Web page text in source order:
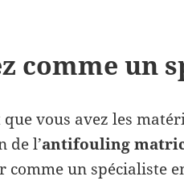
comme un
vous avez les
de l’antifouling
comme un spécialiste